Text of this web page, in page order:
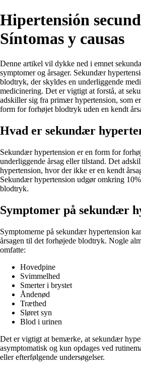
Hipertensión
Síntomas y causas
Denne artikel vil dykke ned i emnet
symptomer og årsager. Sekundær
blodtryk, der skyldes en underliggende
medicinering. Det er vigtigt at forstå, at
adskiller sig fra primær hypertension, som
form for forhøjet blodtryk uden en kendt
Hvad er sekundær
Sekundær hypertension er en form for
underliggende årsag eller tilstand. Det
hypertension, hvor der ikke er en kendt
Sekundær hypertension udgør omkring
blodtryk.
Symptomer på sekundær
Symptomerne på sekundær hypertension
årsagen til det forhøjede blodtryk. Nogle
omfatte:
Hovedpine
Svimmelhed
Smerter i brystet
Åndenød
Træthed
Sløret syn
Blod i urinen
Det er vigtigt at bemærke, at sekundær
asymptomatisk og kun opdages ved
eller efterfølgende undersøgelser.